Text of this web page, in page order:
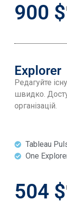
900 $
Explorer
Редагуйте
швидко.
організацій.
Tableau
One
504 $